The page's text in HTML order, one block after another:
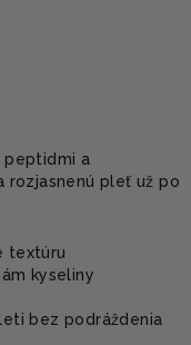
peptidmi a
rozjasnenú pleť už po
textúru
kyseliny
bez podráždenia